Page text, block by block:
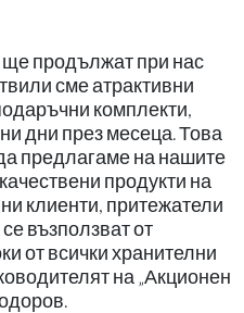
продължат при нас
сме атрактивни
комплекти,
дни през месеца. Това
предлагаме на нашите
продукти на
клиенти, притежатели
възползват от
от всички хранителни
на „Акционен